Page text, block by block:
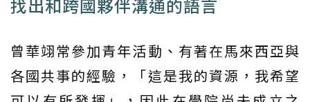
找出和跨國夥伴溝通的語言
曾華翊常參加青年活動、有著在馬來西亞與
各國共事的經驗，「這是我的資源，我希望